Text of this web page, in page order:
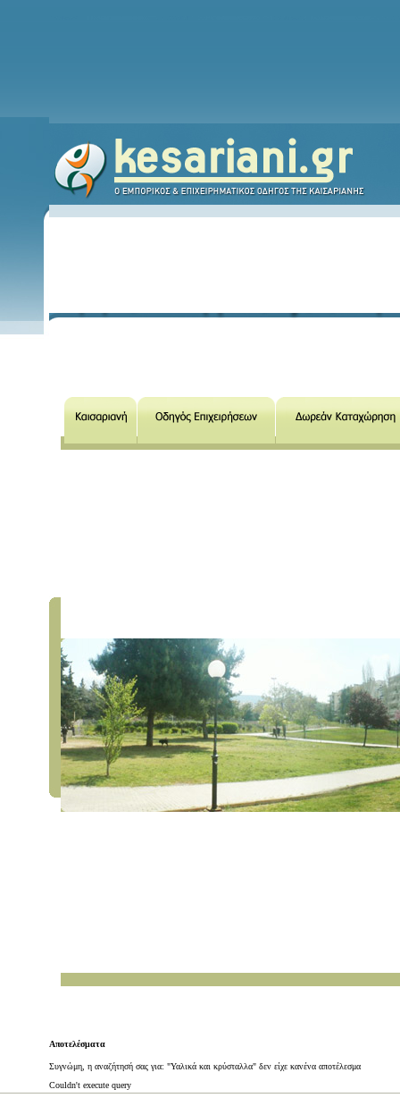
Αποτελέσματα
Συγνώμη, η αναζήτησή σας για: "Υαλικά και κρύσταλλα" δεν είχε κανένα αποτέλεσμα
Couldn't execute query